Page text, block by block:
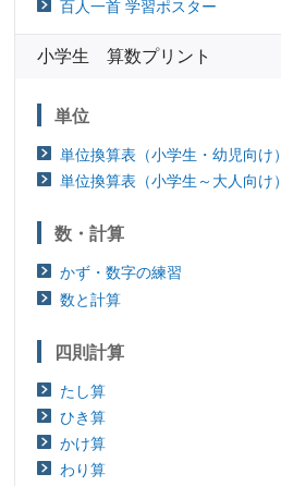
百人一首 学習ポスター
小学生 算数プリント
単位
単位換算表（小学生・幼児向け）
単位換算表（小学生～大人向け）
数・計算
かず・数字の練習
数と計算
四則計算
たし算
ひき算
かけ算
わり算